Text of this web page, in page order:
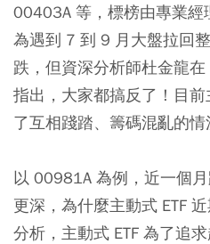
00403A 等，標榜由專業經
為遇到 7 到 9 月大盤拉回
跌，但資深分析師杜金龍
指出，大家都搞反了！目
了互相踐踏、籌碼混亂的情
以 00981A 為例，近一個
更深，為什麼主動式 ETF
分析，主動式 ETF 為了追